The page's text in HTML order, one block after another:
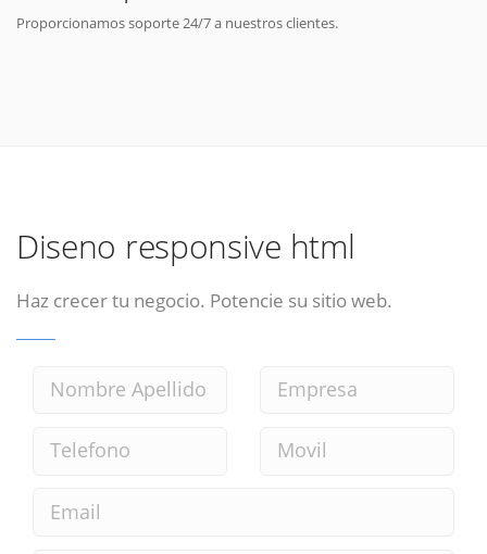
Proporcionamos soporte 24/7 a nuestros clientes.
Diseno responsive html
Haz crecer tu negocio. Potencie su sitio web.